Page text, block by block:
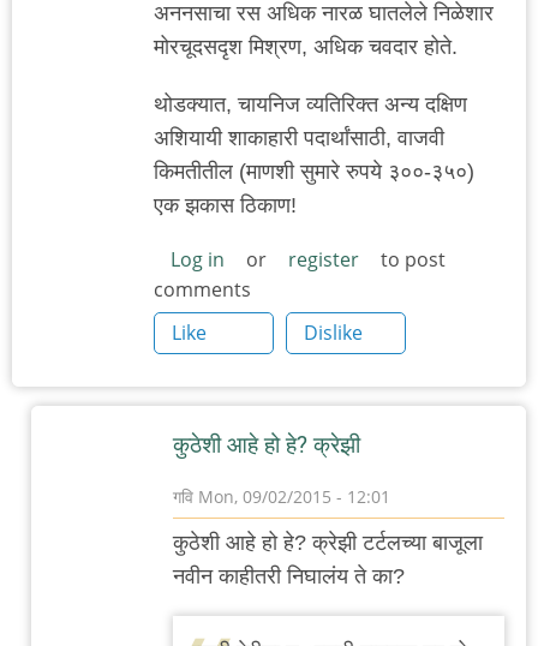
अननसाचा रस अधिक नारळ घातलेले निळेशार
मोरचूदसदृश मिश्रण, अधिक चवदार होते.
थोडक्यात, चायनिज व्यतिरिक्त अन्य दक्षिण
अशियायी शाकाहारी पदार्थांसाठी, वाजवी
किमतीतील (माणशी सुमारे रुपये ३००-३५०)
एक झकास ठिकाण!
Log in or register
to post
comments
Like
Dislike
कुठेशी आहे हो हे? क्रेझी
गवि Mon, 09/02/2015 - 12:01
In
reply
कुठेशी आहे हो हे? क्रेझी टर्टलच्या बाजूला
नवीन काहीतरी निघालंय ते का?